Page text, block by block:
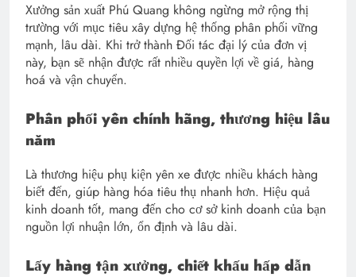
Xưởng sản xuất Phú Quang không ngừng mở rộng thị
trường với mục tiêu xây dựng hệ thống phân phối vững
mạnh, lâu dài. Khi trở thành Đối tác đại lý của đơn vị
này, bạn sẽ nhận được rất nhiều quyền lợi về giá, hàng
hoá và vận chuyển.
Phân phối yên chính hãng, thương hiệu lâu
năm
Là thương hiệu phụ kiện yên xe được nhiều khách hàng
biết đến, giúp hàng hóa tiêu thụ nhanh hơn. Hiệu quả
kinh doanh tốt, mang đến cho cơ sở kinh doanh của bạn
nguồn lợi nhuận lớn, ổn định và lâu dài.
Lấy hàng tận xưởng, chiết khấu hấp dẫn